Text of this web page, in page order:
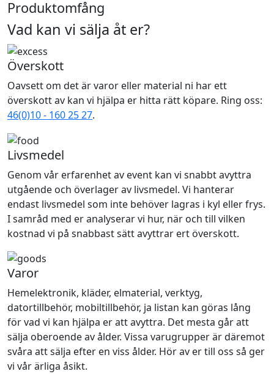
Produktomfång
Vad kan vi sälja åt er?
Överskott
Oavsett om det är varor eller material ni har ett
överskott av kan vi hjälpa er hitta rätt köpare. Ring oss:
46(0)10 - 160 25 27.
Livsmedel
Genom vår erfarenhet av event kan vi snabbt avyttra
utgående och överlager av livsmedel. Vi hanterar
endast livsmedel som inte behöver lagras i kyl eller frys.
I samråd med er analyserar vi hur, när och till vilken
kostnad vi på snabbast sätt avyttrar ert överskott.
Varor
Hemelektronik, kläder, elmaterial, verktyg,
datortillbehör, mobiltillbehör, ja listan kan göras lång
för vad vi kan hjälpa er att avyttra. Det mesta går att
sälja oberoende av ålder. Vissa varugrupper är däremot
svåra att sälja efter en viss ålder. Hör av er till oss så ger
vi vår ärliga åsikt.